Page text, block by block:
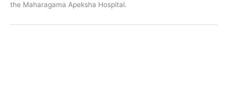
the Maharagama Apeksha Hospital.